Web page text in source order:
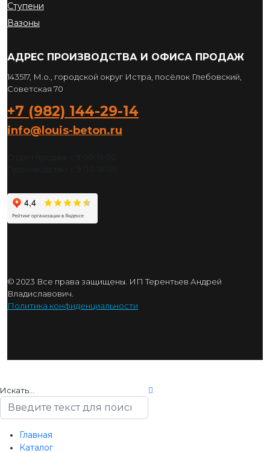
Ступени
Вазоны
АДРЕС ПРОИЗВОДСТВА И ОФИСА ПРОДАЖ
143517, М.о., городской округ Истра, посёлок Глебовский,
Советская 70
+7 (982) 144-29-14
info@louis-beton.ru
© 2023 Все права защищены. ИП Терентьев Андрей
Владиславович.
Политика конфиденциальности
Искать...
Главная
Каталог